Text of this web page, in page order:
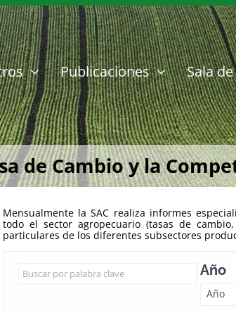
Publicaciones Sala
de Cambio y la
Mensualmente la SAC realiza informes
todo el sector agropecuario (tasas de
particulares de los diferentes subsectores
Año
Año